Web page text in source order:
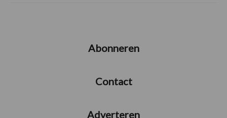
Abonneren
Contact
Adverteren